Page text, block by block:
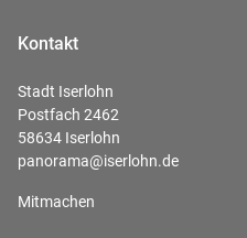
Kontakt
Stadt Iserlohn
Postfach 2462
58634 Iserlohn
panorama@iserlohn.de
Mitmachen